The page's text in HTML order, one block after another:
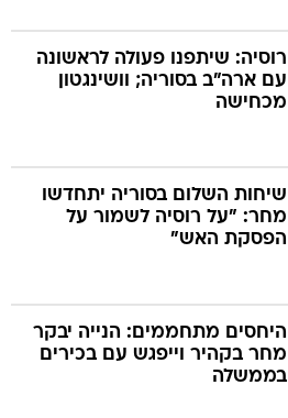
רוסיה: שיתפנו פעולה לראשונה
עם ארה"ב בסוריה; וושינגטון
מכחישה
שיחות השלום בסוריה יתחדשו
מחר: "על רוסיה לשמור על
הפסקת האש"
היחסים מתחממים: הנייה יבקר
מחר בקהיר וייפגש עם בכירים
בממשלה